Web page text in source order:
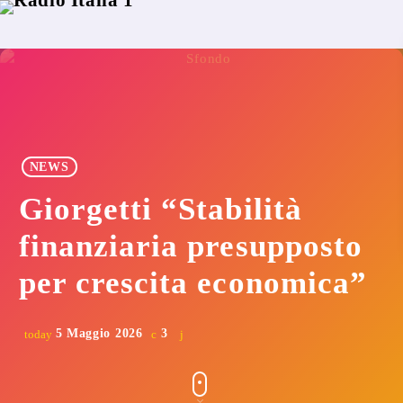
NEWS
Giorgetti “Stabilità
finanziaria presupposto
per crescita economica”
today 5 Maggio 2026 3